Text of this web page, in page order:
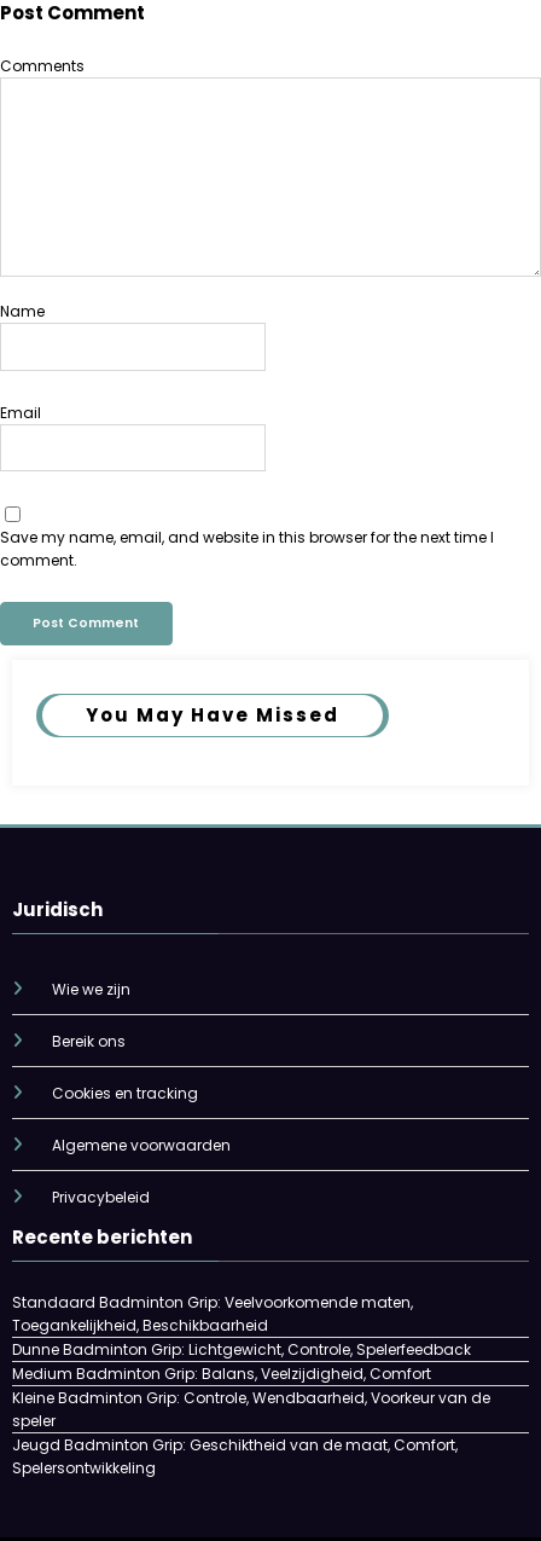
Post Comment
Comments
Name
Email
Save my name, email, and website in this browser for the next time I
comment.
You May Have Missed
Juridisch
Wie we zijn
Bereik ons
Cookies en tracking
Algemene voorwaarden
Privacybeleid
Recente berichten
Standaard Badminton Grip: Veelvoorkomende maten,
Toegankelijkheid, Beschikbaarheid
Dunne Badminton Grip: Lichtgewicht, Controle, Spelerfeedback
Medium Badminton Grip: Balans, Veelzijdigheid, Comfort
Kleine Badminton Grip: Controle, Wendbaarheid, Voorkeur van de
speler
Jeugd Badminton Grip: Geschiktheid van de maat, Comfort,
Spelersontwikkeling